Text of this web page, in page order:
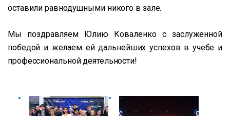
оставили равнодушными никого в зале.
Мы поздравляем Юлию Коваленко с заслуженной
победой и желаем ей дальнейших успехов в учебе и
профессиональной деятельности!